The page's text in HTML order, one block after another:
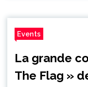
Events
La grande
The Flag »